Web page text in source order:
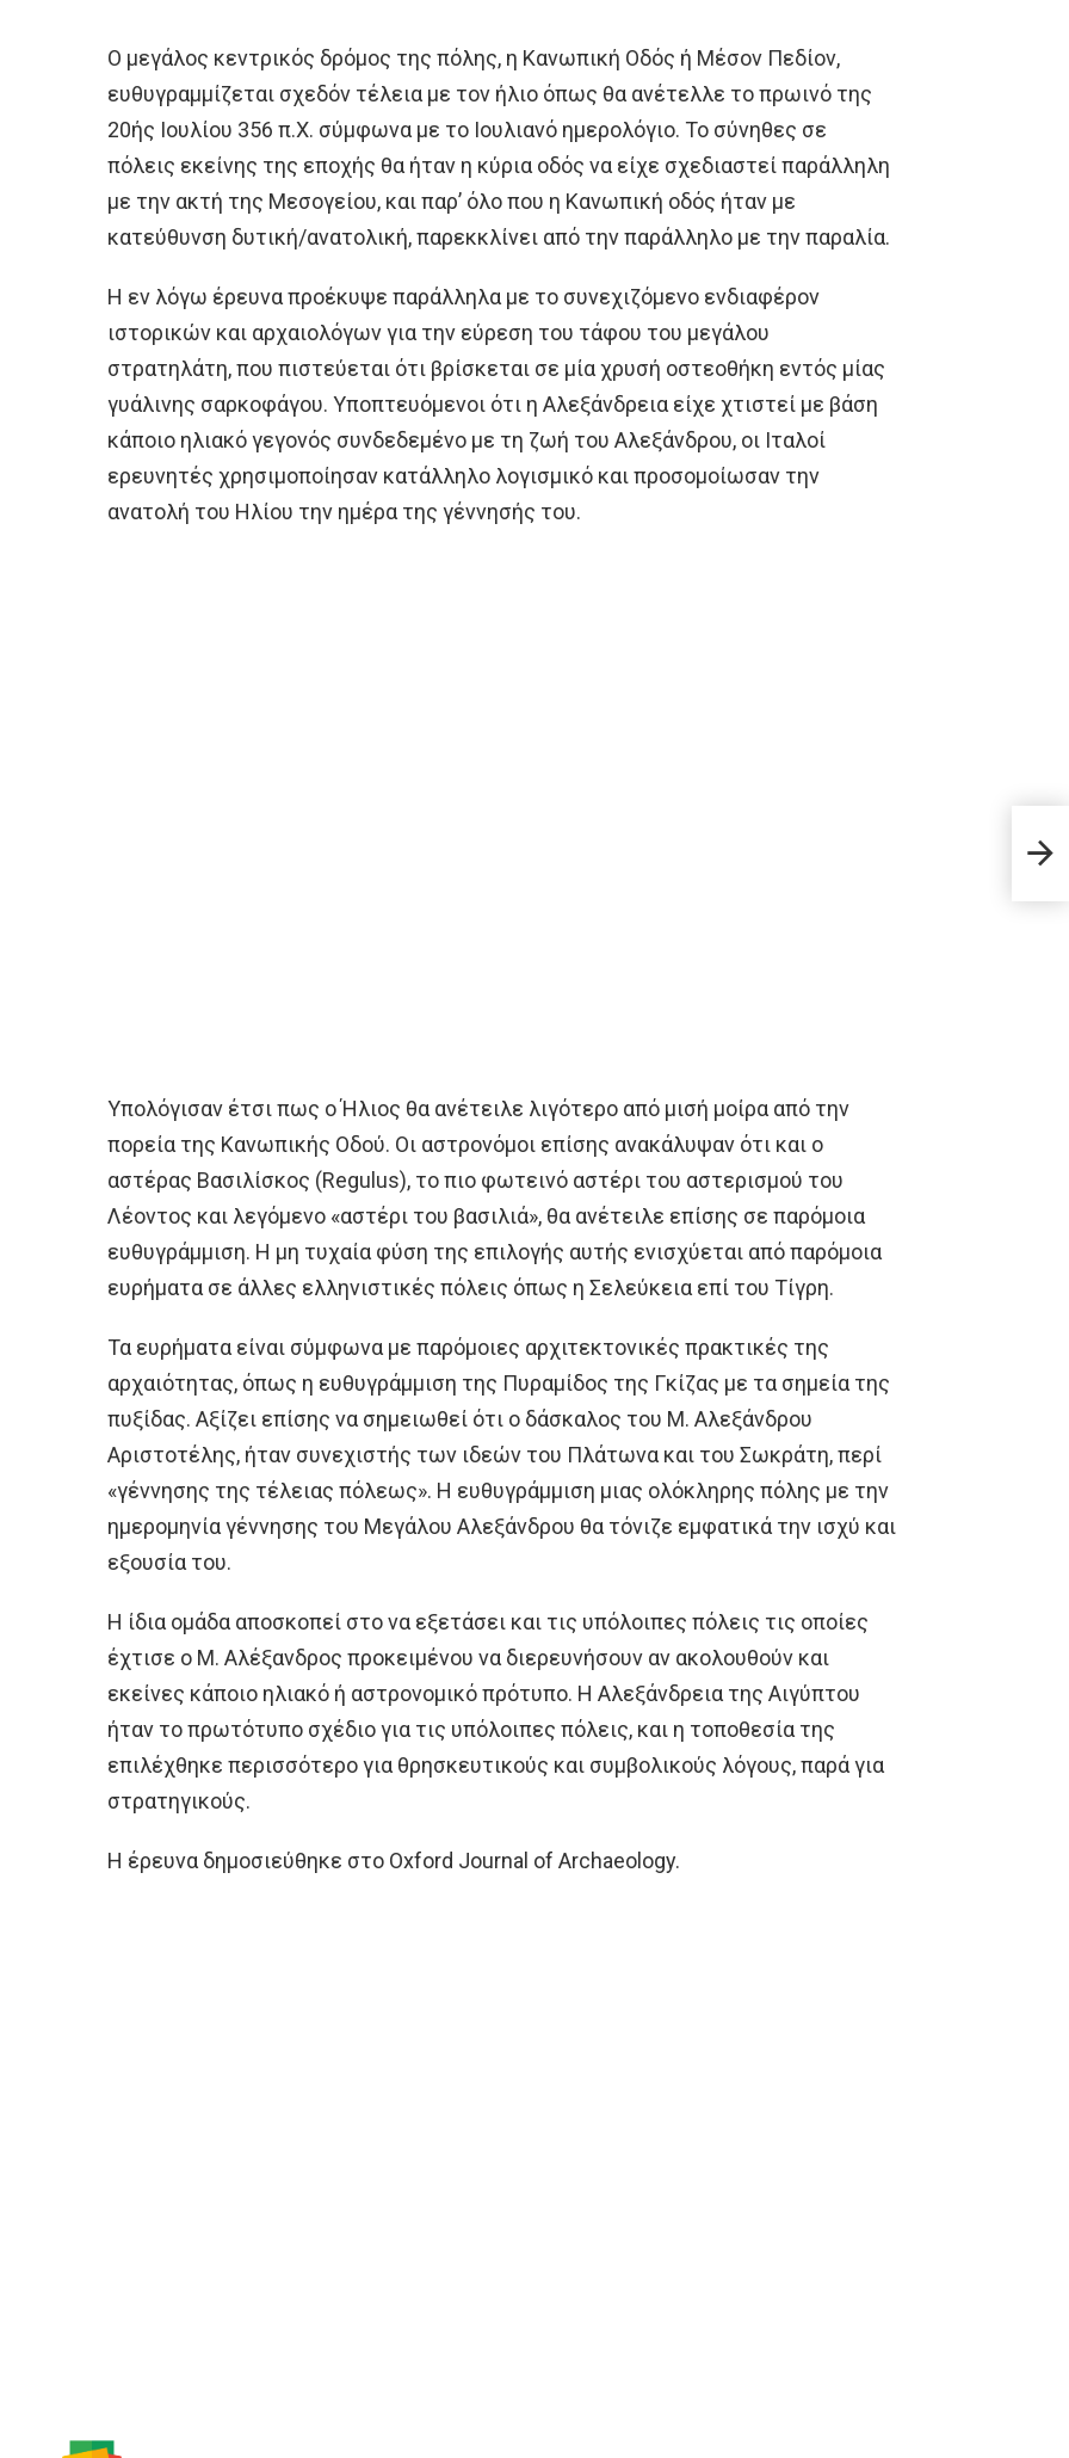
Ο μεγάλος κεντρικός δρόμος της πόλης, η Κανωπική Οδός ή Μέσον Πεδίον,
ευθυγραμμίζεται σχεδόν τέλεια με τον ήλιο όπως θα ανέτελλε το πρωινό της
20ής Ιουλίου 356 π.Χ. σύμφωνα με το Ιουλιανό ημερολόγιο. Το σύνηθες σε
πόλεις εκείνης της εποχής θα ήταν η κύρια οδός να είχε σχεδιαστεί παράλληλη
με την ακτή της Μεσογείου, και παρ’ όλο που η Κανωπική οδός ήταν με
κατεύθυνση δυτική/ανατολική, παρεκκλίνει από την παράλληλο με την παραλία.
Η εν λόγω έρευνα προέκυψε παράλληλα με το συνεχιζόμενο ενδιαφέρον
ιστορικών και αρχαιολόγων για την εύρεση του τάφου του μεγάλου
στρατηλάτη, που πιστεύεται ότι βρίσκεται σε μία χρυσή οστεοθήκη εντός μίας
γυάλινης σαρκοφάγου. Υποπτευόμενοι ότι η Αλεξάνδρεια είχε χτιστεί με βάση
κάποιο ηλιακό γεγονός συνδεδεμένο με τη ζωή του Αλεξάνδρου, οι Ιταλοί
ερευνητές χρησιμοποίησαν κατάλληλο λογισμικό και προσομοίωσαν την
ανατολή του Ηλίου την ημέρα της γέννησής του.
Υπολόγισαν έτσι πως ο Ήλιος θα ανέτειλε λιγότερο από μισή μοίρα από την
πορεία της Κανωπικής Οδού. Οι αστρονόμοι επίσης ανακάλυψαν ότι και ο
αστέρας Βασιλίσκος (Regulus), το πιο φωτεινό αστέρι του αστερισμού του
Λέοντος και λεγόμενο «αστέρι του βασιλιά», θα ανέτειλε επίσης σε παρόμοια
ευθυγράμμιση. Η μη τυχαία φύση της επιλογής αυτής ενισχύεται από παρόμοια
ευρήματα σε άλλες ελληνιστικές πόλεις όπως η Σελεύκεια επί του Τίγρη.
Τα ευρήματα είναι σύμφωνα με παρόμοιες αρχιτεκτονικές πρακτικές της
αρχαιότητας, όπως η ευθυγράμμιση της Πυραμίδος της Γκίζας με τα σημεία της
πυξίδας. Αξίζει επίσης να σημειωθεί ότι ο δάσκαλος του Μ. Αλεξάνδρου
Αριστοτέλης, ήταν συνεχιστής των ιδεών του Πλάτωνα και του Σωκράτη, περί
«γέννησης της τέλειας πόλεως». Η ευθυγράμμιση μιας ολόκληρης πόλης με την
ημερομηνία γέννησης του Μεγάλου Αλεξάνδρου θα τόνιζε εμφατικά την ισχύ και
εξουσία του.
Η ίδια ομάδα αποσκοπεί στο να εξετάσει και τις υπόλοιπες πόλεις τις οποίες
έχτισε ο Μ. Αλέξανδρος προκειμένου να διερευνήσουν αν ακολουθούν και
εκείνες κάποιο ηλιακό ή αστρονομικό πρότυπο. Η Αλεξάνδρεια της Αιγύπτου
ήταν το πρωτότυπο σχέδιο για τις υπόλοιπες πόλεις, και η τοποθεσία της
επιλέχθηκε περισσότερο για θρησκευτικούς και συμβολικούς λόγους, παρά για
στρατηγικούς.
Η έρευνα δημοσιεύθηκε στο Oxford Journal of Archaeology.
9